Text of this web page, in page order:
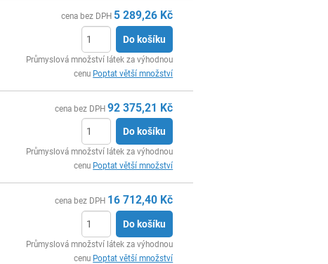
cena bez DPH 5 289,26 Kč
Do košíku
Průmyslová množství látek za výhodnou
cenu Poptat větší množství
cena bez DPH 92 375,21 Kč
Do košíku
Průmyslová množství látek za výhodnou
cenu Poptat větší množství
cena bez DPH 16 712,40 Kč
Do košíku
Průmyslová množství látek za výhodnou
cenu Poptat větší množství